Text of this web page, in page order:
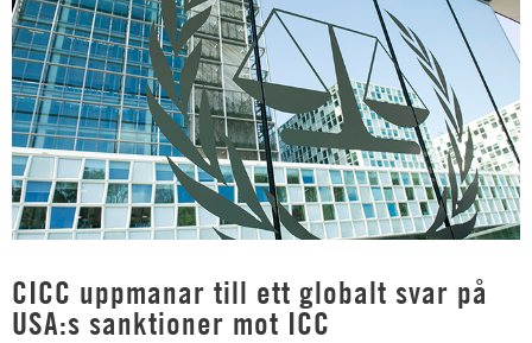
CICC uppmanar till ett globalt svar på
USA:s sanktioner mot ICC